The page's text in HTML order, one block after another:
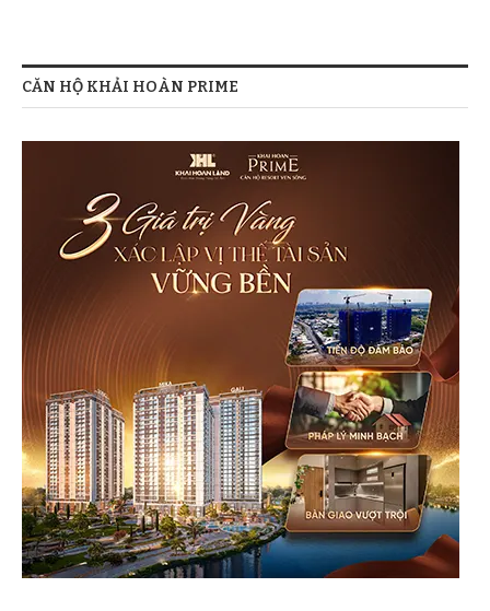
CĂN HỘ KHẢI HOÀN PRIME